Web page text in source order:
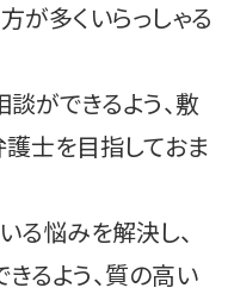
が多くいらっしゃる
ができるよう、敷
士を目指しておま
る悩みを解決し、
るよう、質の高い